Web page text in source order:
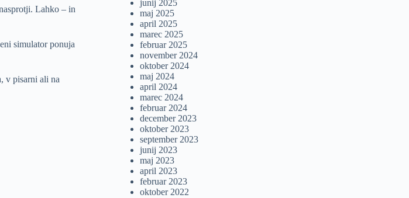
Lahko – in
simulator ponuja
v pisarni ali na
junij 2025
maj 2025
april 2025
marec 2025
februar 2025
november 2024
oktober 2024
maj 2024
april 2024
marec 2024
februar 2024
december 2023
oktober 2023
september 2023
junij 2023
maj 2023
april 2023
februar 2023
oktober 2022